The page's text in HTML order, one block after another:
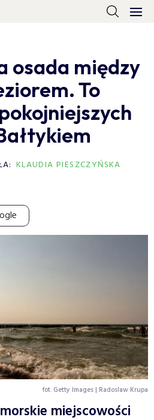
osada między
To
KLAUDIA PIESZCZYŃSKA
fot. Getty Images | Radoslaw Krupa
miejscowości